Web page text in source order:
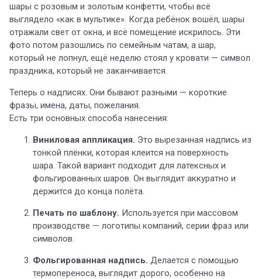
шары с розовым и золотым конфетти, чтобы всё
выглядело «как в мультике». Когда ребёнок вошёл, шары
отражали свет от окна, и всё помещение искрилось. Эти
фото потом разошлись по семейным чатам, а шар,
который не лопнул, ещё неделю стоял у кровати — символ
праздника, который не заканчивается.
Теперь о надписях. Они бывают разными — короткие
фразы, имена, даты, пожелания.
Есть три основных способа нанесения:
Виниловая аппликация. Это вырезанная надпись из
тонкой плёнки, которая клеится на поверхность
шара. Такой вариант подходит для латексных и
фольгированных шаров. Он выглядит аккуратно и
держится до конца полёта.
Печать по шаблону. Используется при массовом
производстве — логотипы компаний, серии фраз или
символов.
Фольгированная надпись. Делается с помощью
термопереноса, выглядит дорого, особенно на